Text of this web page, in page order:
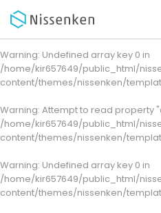
Warning: Undefined array key 0 in
/home/kir657649/public_html/
content/themes/nissenken/
Warning: Attempt to read property
/home/kir657649/public_html/
content/themes/nissenken/
Warning: Undefined array key 0 in
/home/kir657649/public_html/
content/themes/nissenken/